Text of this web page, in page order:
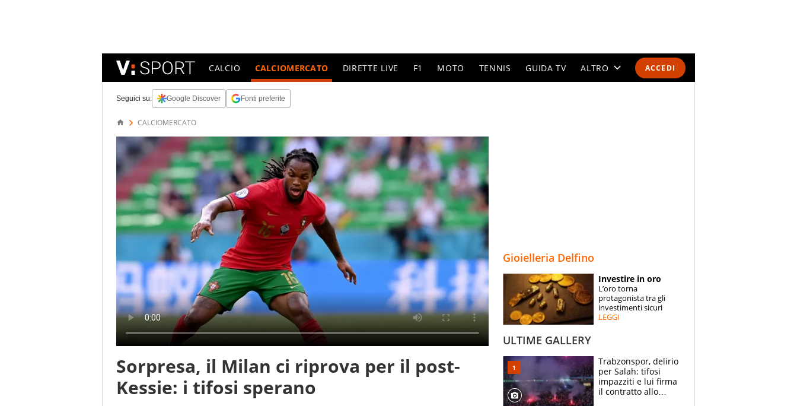
ACCEDI
CALCIO CALCIOMERCATO DIRETTE LIVE F1 MOTO TENNIS GUIDA TV ALTRO
SPECIALI
ESPERTI
Seguici su: Google Discover Fonti preferite
CALCIOMERCATO
Sorpresa, il Milan ci riprova per il post-
Kessie: i tifosi sperano
Gioielleria Delfino
Investire in oro
L’oro torna
protagonista tra gli
investimenti sicuri
LEGGI
ULTIME GALLERY
Trabzonspor, delirio
per Salah: tifosi
impazziti e lui firma
il contratto allo